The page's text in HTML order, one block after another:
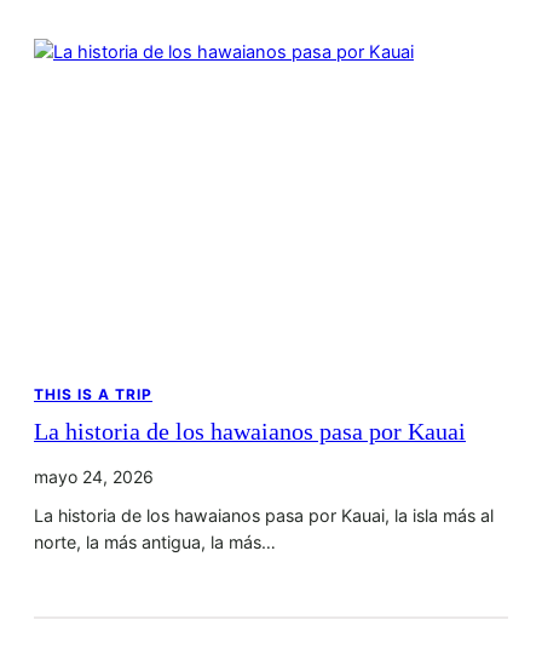
THIS IS A TRIP
La historia de los hawaianos pasa por Kauai
mayo 24, 2026
La historia de los hawaianos pasa por Kauai, la isla más al
norte, la más antigua, la más…